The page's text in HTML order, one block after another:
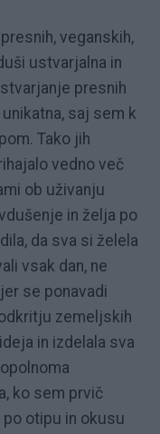
veganskih,
ustvarjalna in
presnih
saj sem k
Tako jih
vedno več
ob uživanju
in želja po
da sva si želela
vsak dan, ne
se ponavadi
zemeljskih
in izdelala sva
ko sem prvič
otipu in okusu